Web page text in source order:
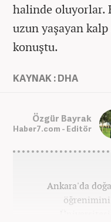
halinde oluyorlar.
uzun yaşayan
konuştu.
KAYNAK : DHA
Özgür Bayrak
Haber7.com - Editör
Ankara'da
öğrenimini